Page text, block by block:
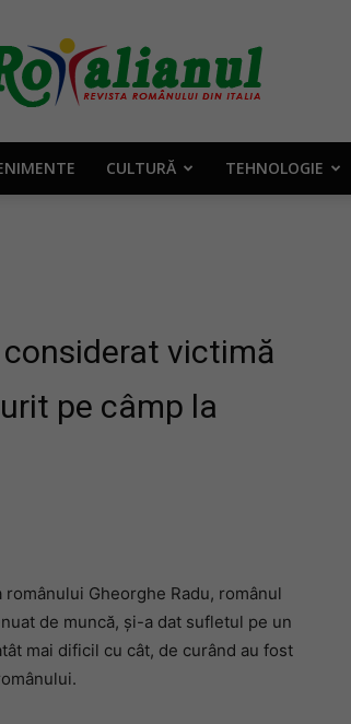
Rotalianul
românului
CULTURĂ TEHNOLOGIE
victimă
pe câmp la
Gheorghe Radu, românul
de muncă, și-a dat sufletul pe un
mai dificil cu cât, de curând au fost